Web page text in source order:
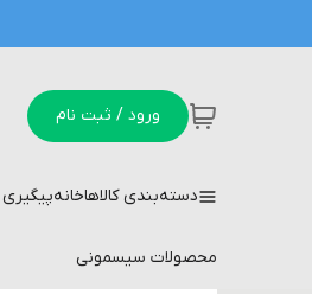
ورود / ثبت نام
دسته‌بندی کالاهاخانه
محصولات سیسمونی